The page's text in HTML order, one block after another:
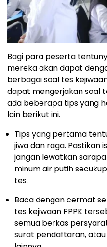
Bagi para peserta
mereka akan dapat
berbagai soal tes
dapat mengerjakan soal
ada beberapa tips yang
lain berikut ini.
Tips yang pertama
jiwa dan raga. Pastikan
jangan lewatkan
minum air putih
tes.
Baca dengan cermat
tes kejiwaan PPPK
semua berkas
surat pendaftaran,